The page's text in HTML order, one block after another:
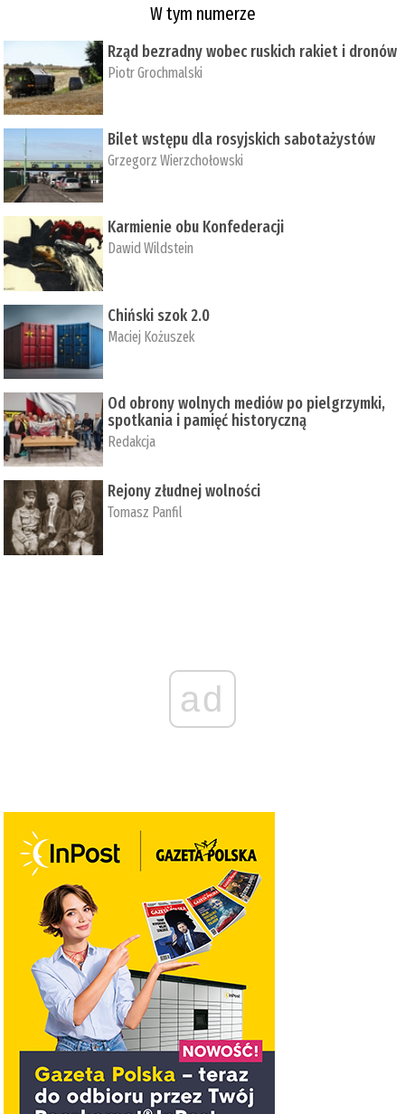
W tym numerze
Rząd bezradny wobec ruskich rakiet i dronów
Piotr Grochmalski
Bilet wstępu dla rosyjskich sabotażystów
Grzegorz Wierzchołowski
Karmienie obu Konfederacji
Dawid Wildstein
Chiński szok 2.0
Maciej Kożuszek
Od obrony wolnych mediów po pielgrzymki,
spotkania i pamięć historyczną
Redakcja
Rejony złudnej wolności
Tomasz Panfil
ad